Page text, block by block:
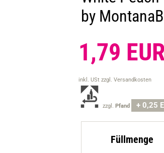
by
1,79
inkl. USt zzgl. Versandkosten
zzgl. Pfand + 0,25
Füllmenge